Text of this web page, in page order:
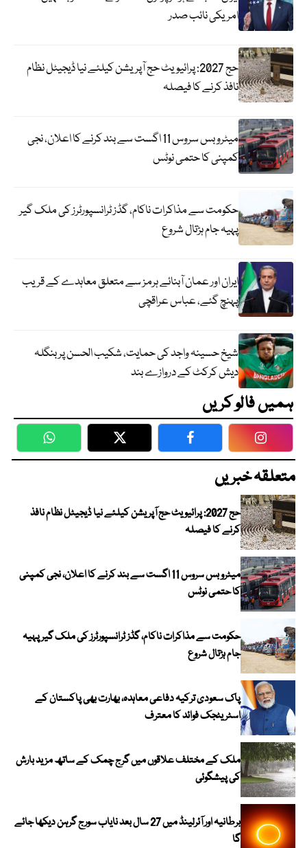
امریکی نائب صدر
حج 2027: پرائیویٹ حج آپریشن کیلئے نیا ڈیجیٹل نظام
نافذ کرنے کا فیصلہ
میٹرو بس سروس 11 اگست سے بند کرنے کا اعلان، نجی
کمپنی کا حتمی نوٹس
حکومت سے مذاکرات ناکام، گڈز ٹرانسپورٹرز کی ملک گیر
پہیہ جام ہڑتال شروع
ایران اور عمان آبنائے ہرمز سے متعلق معاہدے کے قریب
پہنچ گئے، عباس عراقچی
شیخ حسینہ واجد کی حمایت، شکیب الحسن پر بنگلہ
دیش کرکٹ کے دروازے بند
ہمیں فالو کریں
WhatsApp Twitter Facebook
متعلقہ خبریں
حج 2027: پرائیویٹ حج آپریشن کیلئے نیا ڈیجیٹل نظام نافذ
کرنے کا فیصلہ
میٹرو بس سروس 11 اگست سے بند کرنے کا اعلان، نجی کمپنی
کا حتمی نوٹس
حکومت سے مذاکرات ناکام، گڈز ٹرانسپورٹرز کی ملک گیر پہیہ
جام ہڑتال شروع
پاک سعودی ترکیہ دفاعی معاہدہ، بھارت بھی پاکستان کے
اسٹریٹجک فوائد کا معترف
ملک کے مختلف علاقوں میں گرج چمک کے ساتھ مزید بارش
کی پیشگوئی
برطانیہ اور آئرلینڈ میں 27 سال بعد نایاب سورج گرہن دیکھا جائے
گا